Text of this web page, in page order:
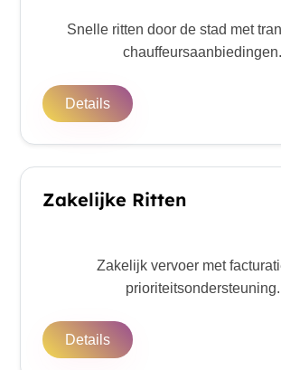
Snelle ritten door de stad met
chauffeursaanbiedingen.
Details
Zakelijke Ritten
Zakelijk vervoer met
prioriteitsondersteuning.
Details